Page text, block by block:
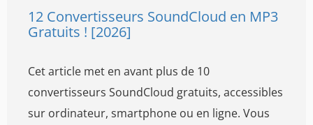
12 Convertisseurs SoundCloud en MP3
Gratuits ! [2026]
Cet article met en avant plus de 10
convertisseurs SoundCloud gratuits, accessibles
sur ordinateur, smartphone ou en ligne. Vous